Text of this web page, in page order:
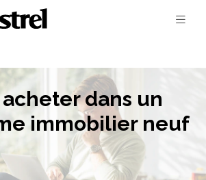
dans un
immobilier neuf